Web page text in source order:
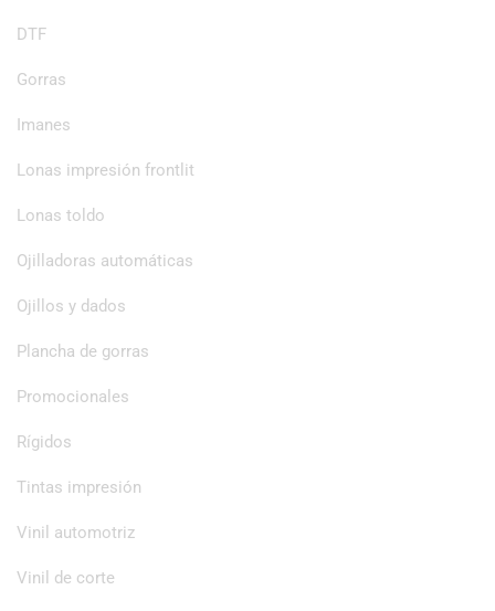
DTF
Gorras
Imanes
Lonas impresión frontlit
Lonas toldo
Ojilladoras automáticas
Ojillos y dados
Plancha de gorras
Promocionales
Rígidos
Tintas impresión
Vinil automotriz
Vinil de corte